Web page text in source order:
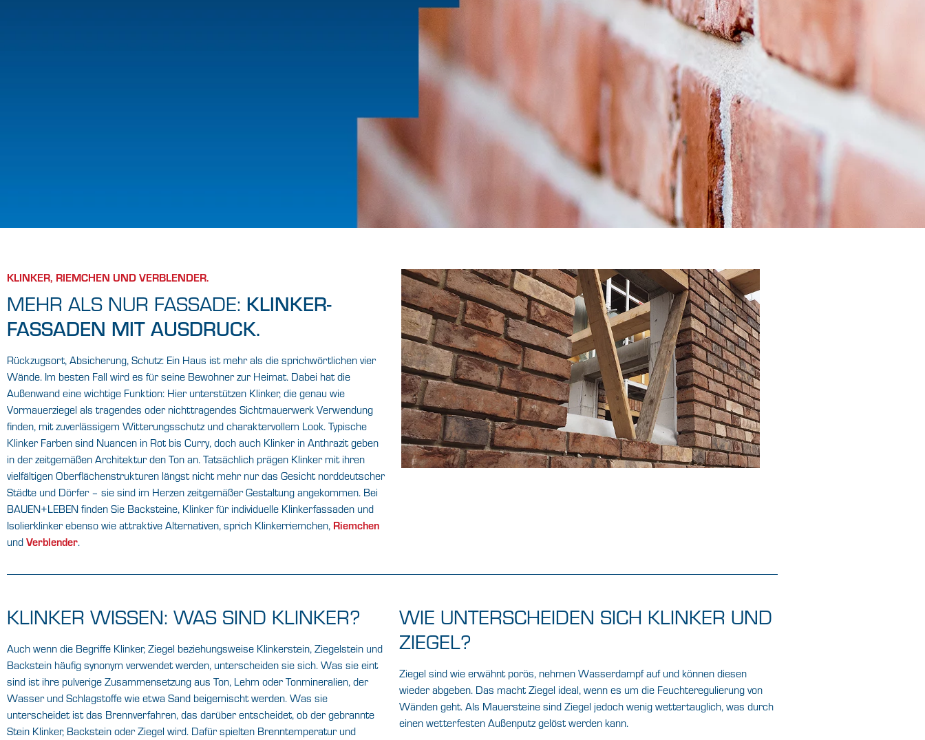
TRADITION
ZUKUNFTSFÄHIG
WIRD.
Die Fassadengestaltung mit Klinker ist ein
charaktervolles Statement.
Und eine Entscheidung für Qualität.
FINDEN SIE IHREN BAUFACHHANDEL VOR ORT
KLINKER, RIEMCHEN UND VERBLENDER.
MEHR ALS NUR FASSADE: KLINKER-
FASSADEN MIT AUSDRUCK.
Rückzugsort, Absicherung, Schutz: Ein Haus ist mehr als die sprichwörtlichen vier
Wände. Im besten Fall wird es für seine Bewohner zur Heimat. Dabei hat die
Außenwand eine wichtige Funktion: Hier unterstützen Klinker, die genau wie
Vormauerziegel als tragendes oder nichttragendes Sichtmauerwerk Verwendung
finden, mit zuverlässigem Witterungsschutz und charaktervollem Look. Typische
Klinker Farben sind Nuancen in Rot bis Curry, doch auch Klinker in Anthrazit geben
in der zeitgemäßen Architektur den Ton an. Tatsächlich prägen Klinker mit ihren
vielfältigen Oberflächenstrukturen längst nicht mehr nur das Gesicht norddeutscher
Städte und Dörfer – sie sind im Herzen zeitgemäßer Gestaltung angekommen. Bei
BAUEN+LEBEN finden Sie Backsteine, Klinker für individuelle Klinkerfassaden und
Isolierklinker ebenso wie attraktive Alternativen, sprich Klinkerriemchen, Riemchen
und Verblender.
KLINKER WISSEN: WAS SIND KLINKER?
Auch wenn die Begriffe Klinker, Ziegel beziehungsweise Klinkerstein, Ziegelstein und
Backstein häufig synonym verwendet werden, unterscheiden sie sich. Was sie eint
sind ist ihre pulverige Zusammensetzung aus Ton, Lehm oder Tonmineralien, der
Wasser und Schlagstoffe wie etwa Sand beigemischt werden. Was sie
unterscheidet ist das Brennverfahren, das darüber entscheidet, ob der gebrannte
Stein Klinker, Backstein oder Ziegel wird. Dafür spielten Brenntemperatur und
WIE UNTERSCHEIDEN SICH KLINKER UND
ZIEGEL?
Ziegel sind wie erwähnt porös, nehmen Wasserdampf auf und können diesen
wieder abgeben. Das macht Ziegel ideal, wenn es um die Feuchteregulierung von
Wänden geht. Als Mauersteine sind Ziegel jedoch wenig wettertauglich, was durch
einen wetterfesten Außenputz gelöst werden kann.